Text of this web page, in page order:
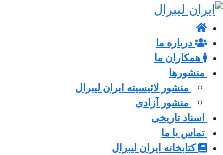
درباره ما
همکاران ما
منشورها
منشور لائیسیته ایران لیبرال
منشور آزادی
اسناد تاریخی
تماس با ما
کتابخانه ایران لیبرال